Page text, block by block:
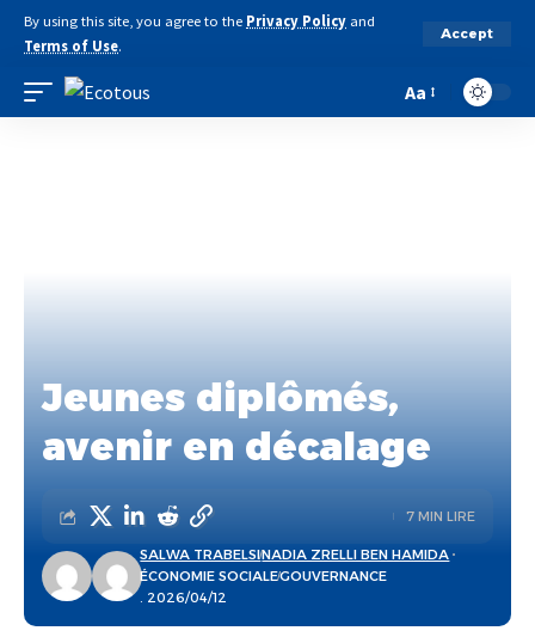
By using this site, you agree to the Privacy Policy and
Terms of Use.
Accept
Aa
Jeunes diplômés,
avenir en décalage
. 2026/04/12
SALWA TRABELSINADIA ZRELLI BEN HAMIDA
ÉCONOMIE SOCIALEGOUVERNANCE
7 MIN LIRE